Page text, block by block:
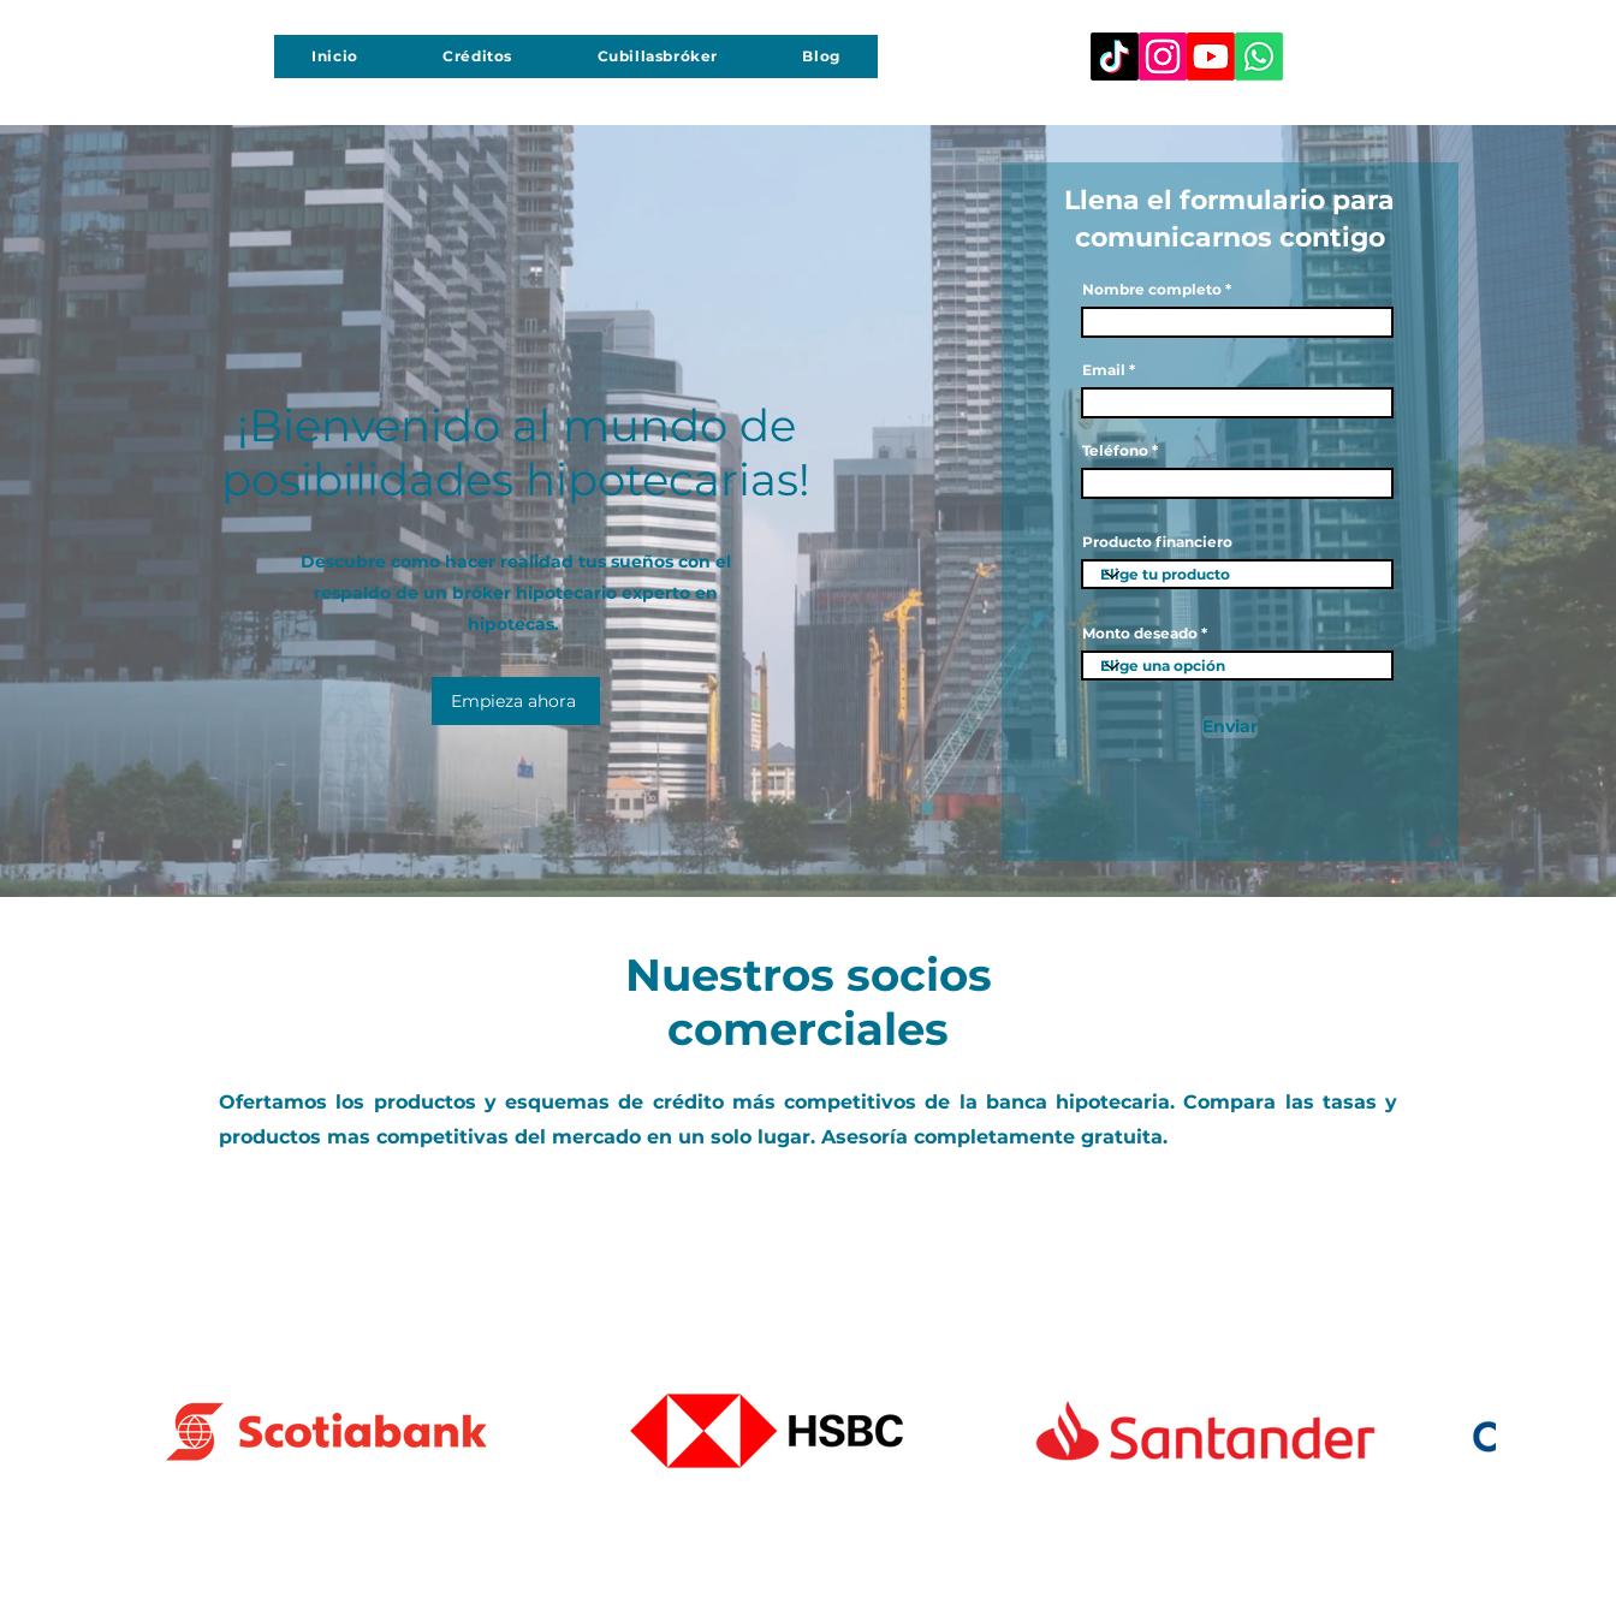
Inicio Créditos Cubillasbróker Blog
¡Bienvenido al mundo de
posibilidades hipotecarias!
Descubre como hacer realidad tus sueños con el
respaldo de un bróker hipotecario experto en
hipotecas.
Empieza ahora
Llena el formulario para
comunicarnos contigo
Nombre completo
Email
Teléfono
Producto financiero
Monto deseado
Enviar
Nuestros socios
comerciales
Ofertamos los productos y esquemas de crédito más competitivos de la banca hipotecaria. Compara las tasas y
productos mas competitivas del mercado en un solo lugar. Asesoría completamente gratuita.